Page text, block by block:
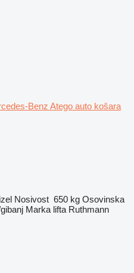
Benz Atego auto košara
Nosivost 650 kg Osovinska
Marka lifta Ruthmann